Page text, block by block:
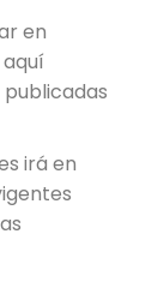
en
irá en